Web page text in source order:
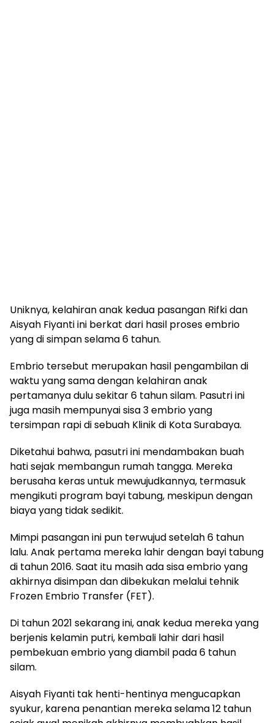
Uniknya, kelahiran anak kedua pasangan Rifki dan
Aisyah Fiyanti ini berkat dari hasil proses embrio
yang di simpan selama 6 tahun.
Embrio tersebut merupakan hasil pengambilan di
waktu yang sama dengan kelahiran anak
pertamanya dulu sekitar 6 tahun silam. Pasutri ini
juga masih mempunyai sisa 3 embrio yang
tersimpan rapi di sebuah Klinik di Kota Surabaya.
Diketahui bahwa, pasutri ini mendambakan buah
hati sejak membangun rumah tangga. Mereka
berusaha keras untuk mewujudkannya, termasuk
mengikuti program bayi tabung, meskipun dengan
biaya yang tidak sedikit.
Mimpi pasangan ini pun terwujud setelah 6 tahun
lalu. Anak pertama mereka lahir dengan bayi tabung
di tahun 2016. Saat itu masih ada sisa embrio yang
akhirnya disimpan dan dibekukan melalui tehnik
Frozen Embrio Transfer (FET).
Di tahun 2021 sekarang ini, anak kedua mereka yang
berjenis kelamin putri, kembali lahir dari hasil
pembekuan embrio yang diambil pada 6 tahun
silam.
Aisyah Fiyanti tak henti-hentinya mengucapkan
syukur, karena penantian mereka selama 12 tahun